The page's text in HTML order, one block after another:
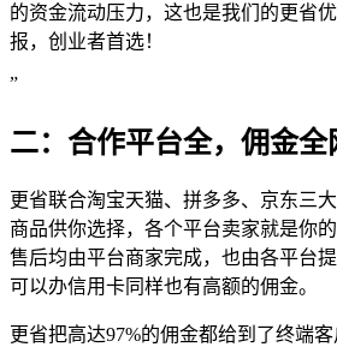
的资金流动压力，这也是我们的更省
报，创业者首选！
”
二：合作平台全，佣金全
更省联合淘宝天猫、拼多多、京东三
商品供你选择，各个平台卖家就是你
售后均由平台商家完成，也由各平台
可以办信用卡同样也有高额的佣金。
更省把高达97%的佣金都给到了终端